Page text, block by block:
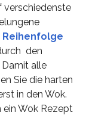
verschiedenste
den
alle
Sie die harten
in den Wok.
ein Wok Rezept